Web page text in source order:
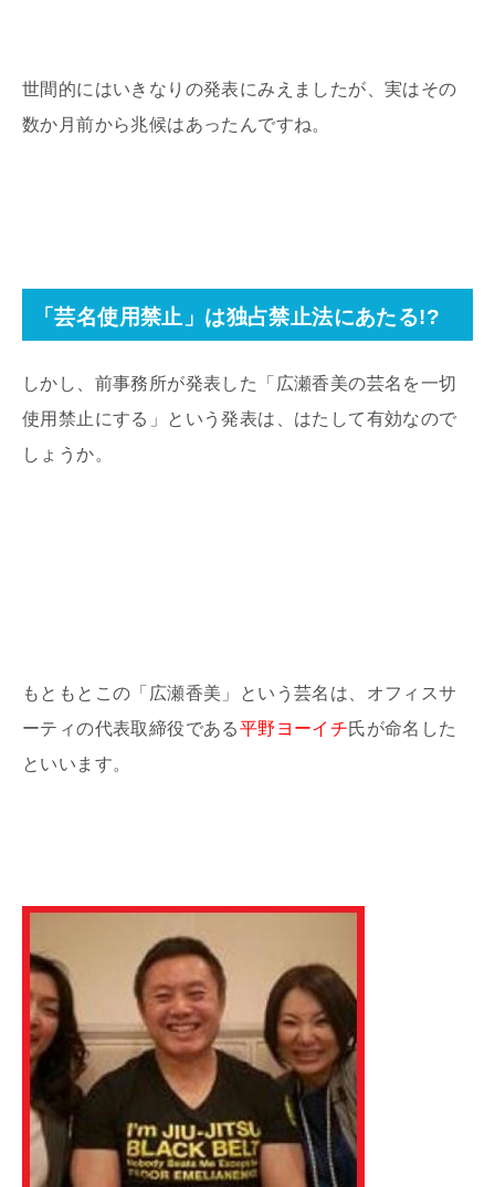
世間的にはいきなりの発表にみえましたが、実はその
数か月前から兆候はあったんですね。
「芸名使用禁止」は独占禁止法にあたる!?
しかし、前事務所が発表した「広瀬香美の芸名を一切
使用禁止にする」という発表は、はたして有効なので
しょうか。
もともとこの「広瀬香美」という芸名は、オフィスサ
ーティの代表取締役である平野ヨーイチ氏が命名した
といいます。